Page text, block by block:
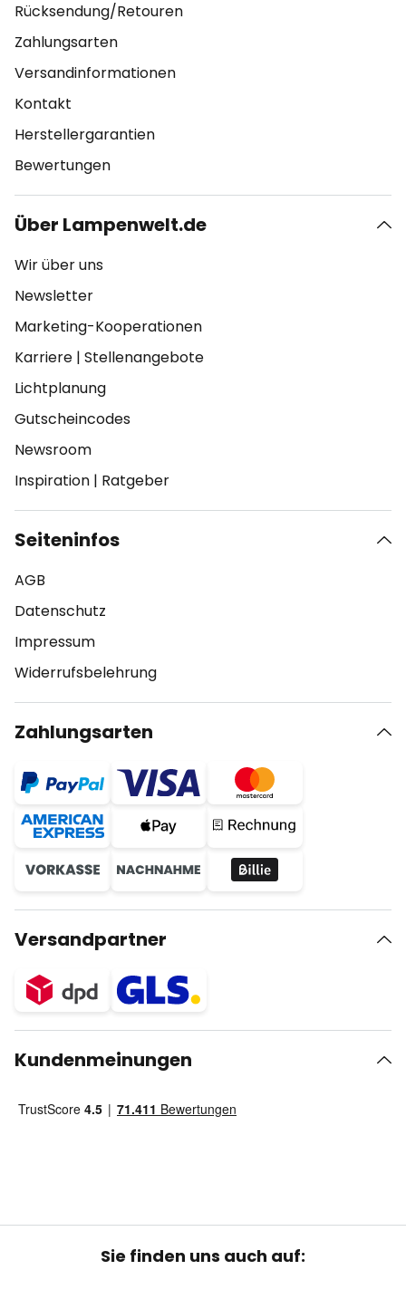
Rücksendung/Retouren
Zahlungsarten
Versandinformationen
Kontakt
Herstellergarantien
Bewertungen
Über Lampenwelt.de
Wir über uns
Newsletter
Marketing-Kooperationen
Karriere | Stellenangebote
Lichtplanung
Gutscheincodes
Newsroom
Inspiration | Ratgeber
Seiteninfos
AGB
Datenschutz
Impressum
Widerrufsbelehrung
Zahlungsarten
Versandpartner
Kundenmeinungen
Sie finden uns auch auf: